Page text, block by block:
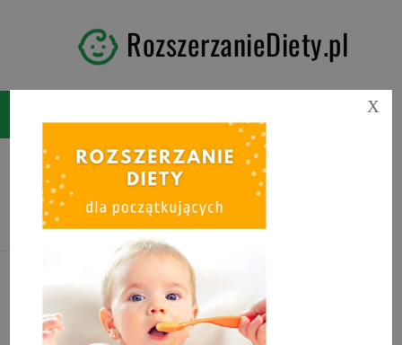
RozszerzanieDiety.pl
Tag: jogurt dla niemowlaka
X